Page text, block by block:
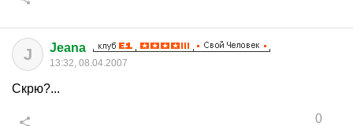
J Jeana
13:32, 08.04.2007
Скрю?...
0